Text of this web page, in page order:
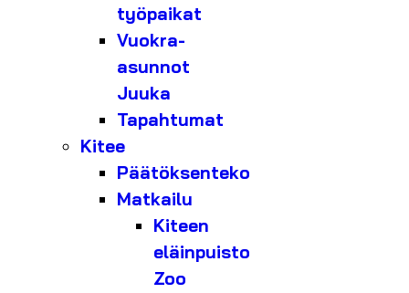
työpaikat
Vuokra-
asunnot
Juuka
Tapahtumat
Kitee
Päätöksenteko
Matkailu
Kiteen
eläinpuisto
Zoo